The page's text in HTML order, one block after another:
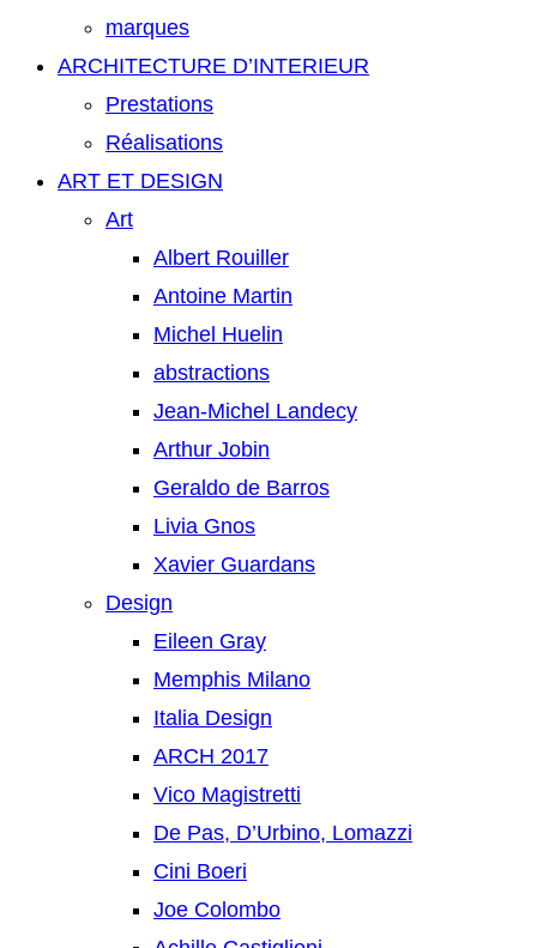
marques
ARCHITECTURE D’INTERIEUR
Prestations
Réalisations
ART ET DESIGN
Art
Albert Rouiller
Antoine Martin
Michel Huelin
abstractions
Jean-Michel Landecy
Arthur Jobin
Geraldo de Barros
Livia Gnos
Xavier Guardans
Design
Eileen Gray
Memphis Milano
Italia Design
ARCH 2017
Vico Magistretti
De Pas, D’Urbino, Lomazzi
Cini Boeri
Joe Colombo